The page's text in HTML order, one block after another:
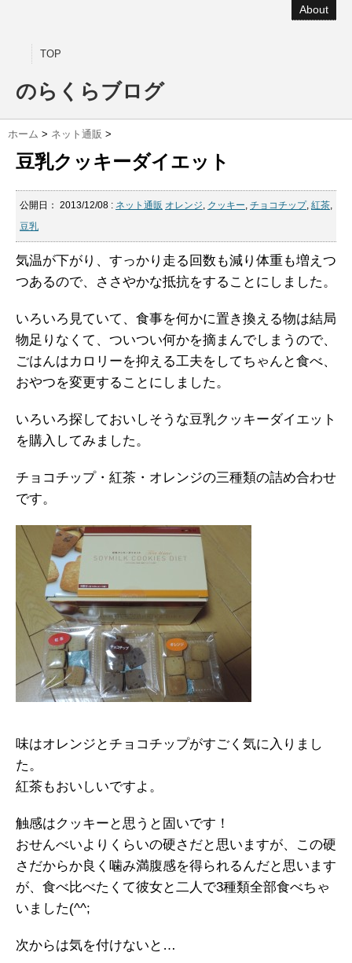
About
TOP
のらくらブログ
ホーム > ネット通販 >
豆乳クッキーダイエット
公開日： 2013/12/08 : ネット通販 オレンジ, クッキー, チョコチップ, 紅茶,
豆乳
気温が下がり、すっかり走る回数も減り体重も増えつ
つあるので、ささやかな抵抗をすることにしました。
いろいろ見ていて、食事を何かに置き換える物は結局
物足りなくて、ついつい何かを摘まんでしまうので、
ごはんはカロリーを抑える工夫をしてちゃんと食べ、
おやつを変更することにしました。
いろいろ探しておいしそうな豆乳クッキーダイエット
を購入してみました。
チョコチップ・紅茶・オレンジの三種類の詰め合わせ
です。
味はオレンジとチョコチップがすごく気に入りまし
た。
紅茶もおいしいですよ。
触感はクッキーと思うと固いです！
おせんべいよりくらいの硬さだと思いますが、この硬
さだからか良く噛み満腹感を得られるんだと思います
が、食べ比べたくて彼女と二人で3種類全部食べちゃ
いました(^^;
次からは気を付けないと…